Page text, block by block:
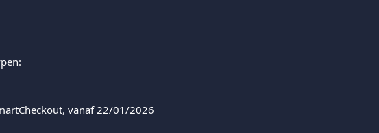
vanaf 22/01/2026